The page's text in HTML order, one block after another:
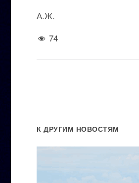
А.Ж.
74
К ДРУГИМ НОВОСТЯМ